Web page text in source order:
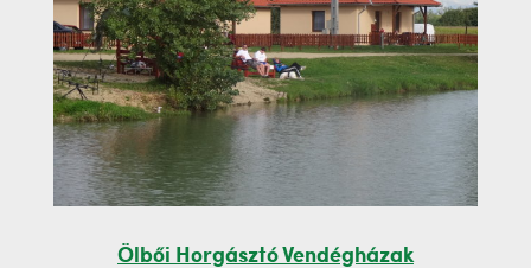
Ölbői Horgásztó Vendégházak